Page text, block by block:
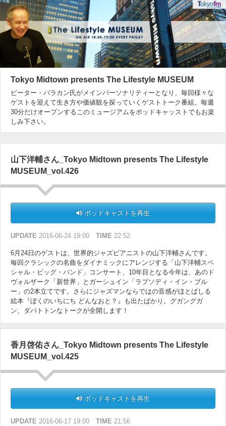
Tokyo Midtown presents The Lifestyle MUSEUM
ピーター・バラカン氏がメインパーソナリティーとなり、毎回様々な
ゲストを迎えて生き方や価値観を探っていくゲストトーク番組。毎週
30分だけオープンするこのミュージアムをポッドキャッストでもお楽
しみ下さい。
山下洋輔さん_Tokyo Midtown presents The Lifestyle
MUSEUM_vol.426
ポッドキャストを再生
UPDATE 2016-06-24 19:00 TIME 22:52
6月24日のゲストは、世界的ジャズピアニストの山下洋輔さんです。
毎回クラシックの名曲をダイナミックにアレンジする「山下洋輔スペ
シャル・ビッグ・バンド」コンサート、10年目となる今年は、あのド
ヴォルザーク「新世界」とガーシュイン「ラプソディ・イン・ブル
ー」の2本立てです。さらにジャズマンならではの音感がほとばしる
絵本『ぼくのいちにち どんなおと？』も出たばかり。グガングガ
ン、ダパトトンなトークが全開します！
香月啓佑さん_Tokyo Midtown presents The Lifestyle
MUSEUM_vol.425
ポッドキャストを再生
UPDATE 2016-06-17 19:00 TIME 21:56